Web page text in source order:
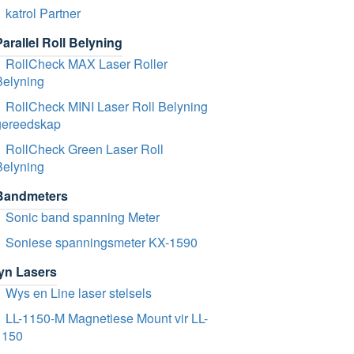
katrol Partner
Roll Belyning
RollCheck MAX Laser Roller
RollCheck MINI Laser Roll Belyning
RollCheck Green Laser Roll
Sonic band spanning Meter
Soniese spanningsmeter KX-1590
Lasers
Wys en Line laser stelsels
LL-1150-M Magnetiese Mount vir LL-